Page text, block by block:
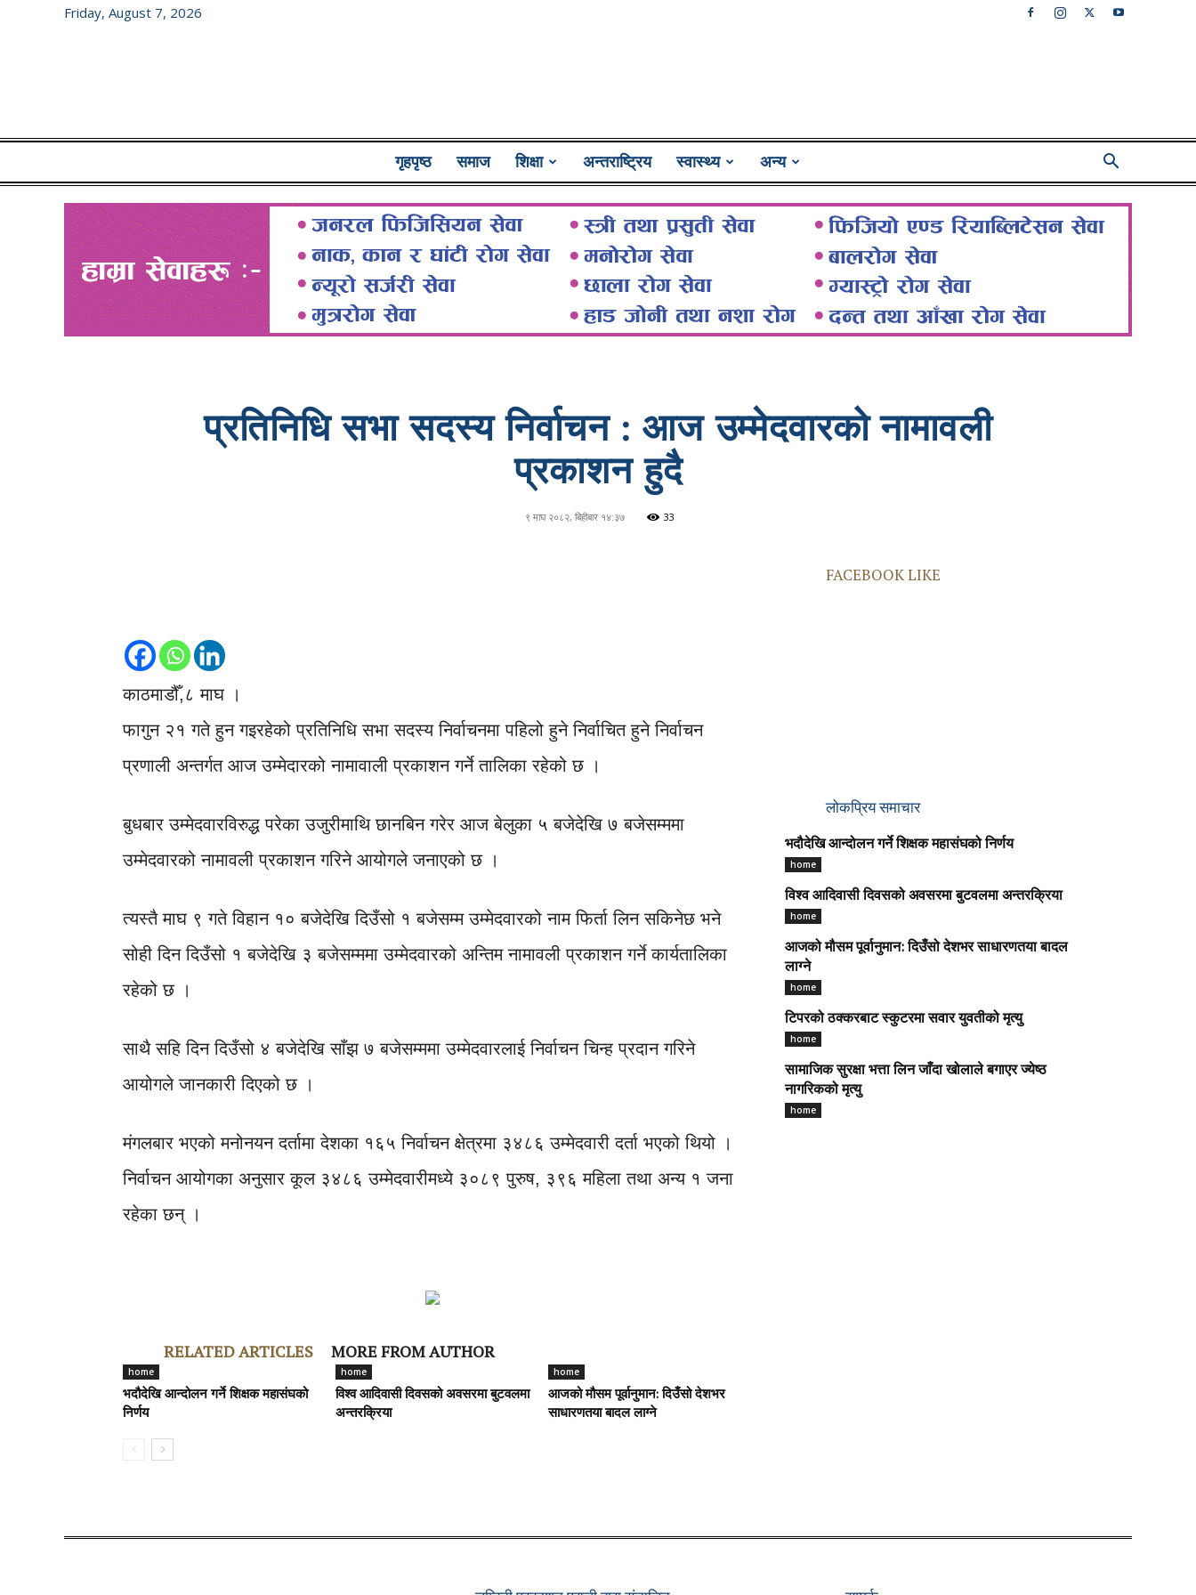
Friday, August 7, 2026
Lumbini
Pati
गृहपृष्ठ समाज शिक्षा अन्तराष्ट्रिय स्वास्थ्य अन्य
प्रतिनिधि सभा सदस्य निर्वाचन : आज उम्मेदवारको नामावली
प्रकाशन हुदै
९ माघ २०८२, बिहीबार १४:३७ 33
काठमाडौँ,८ माघ ।
फागुन २१ गते हुन गइरहेको प्रतिनिधि सभा सदस्य निर्वाचनमा पहिलो हुने निर्वाचित हुने निर्वाचन
प्रणाली अन्तर्गत आज उम्मेदारको नामावाली प्रकाशन गर्ने तालिका रहेको छ ।
बुधबार उम्मेदवारविरुद्ध परेका उजुरीमाथि छानबिन गरेर आज बेलुका ५ बजेदेखि ७ बजेसम्ममा
उम्मेदवारको नामावली प्रकाशन गरिने आयोगले जनाएको छ ।
त्यस्तै माघ ९ गते विहान १० बजेदेखि दिउँसो १ बजेसम्म उम्मेदवारको नाम फिर्ता लिन सकिनेछ भने
सोही दिन दिउँसो १ बजेदेखि ३ बजेसम्ममा उम्मेदवारको अन्तिम नामावली प्रकाशन गर्ने कार्यतालिका
रहेको छ ।
साथै सहि दिन दिउँसो ४ बजेदेखि साँझ ७ बजेसम्ममा उम्मेदवारलाई निर्वाचन चिन्ह प्रदान गरिने
आयोगले जानकारी दिएको छ ।
मंगलबार भएको मनोनयन दर्तामा देशका १६५ निर्वाचन क्षेत्रमा ३४८६ उम्मेदवारी दर्ता भएको थियो ।
निर्वाचन आयोगका अनुसार कूल ३४८६ उम्मेदवारीमध्ये ३०८९ पुरुष, ३९६ महिला तथा अन्य १ जना
रहेका छन् ।
RELATED ARTICLES MORE FROM AUTHOR
home
भदौदेखि आन्दोलन गर्ने शिक्षक महासंघको
निर्णय
home
विश्व आदिवासी दिवसको अवसरमा बुटवलमा
अन्तरक्रिया
home
आजको मौसम पूर्वानुमान: दिउँसो देशभर
साधारणतया बादल लाग्ने
FACEBOOK LIKE
लोकप्रिय समाचार
भदौदेखि आन्दोलन गर्ने शिक्षक महासंघको निर्णय
home
विश्व आदिवासी दिवसको अवसरमा बुटवलमा अन्तरक्रिया
home
आजको मौसम पूर्वानुमान: दिउँसो देशभर साधारणतया बादल
लाग्ने
home
टिपरको ठक्करबाट स्कुटरमा सवार युवतीको मृत्यु
home
सामाजिक सुरक्षा भत्ता लिन जाँदा खोलाले बगाएर ज्येष्ठ
नागरिकको मृत्यु
home